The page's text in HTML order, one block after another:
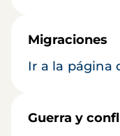
Migraciones
Ir a la página
Guerra y